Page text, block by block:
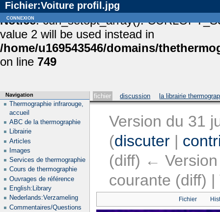
Notice: curl_setopt_array():
value 2 will be used instead in
/home/u169543546/domains/
on line 749
Fichier:Voiture profil.jpg
fichier discussion la librairie
Version du 31
(discuter |
(diff) ← Version
courante (diff)
Fichier
Navigation
Thermographie infrarouge,
accueil
ABC de la thermographie
Librairie
Articles
Images
Services de thermographie
Cours de thermographie
Ouvrages de référence
English:Library
Nederlands:Verzameling
Commentaires/Questions
connexion